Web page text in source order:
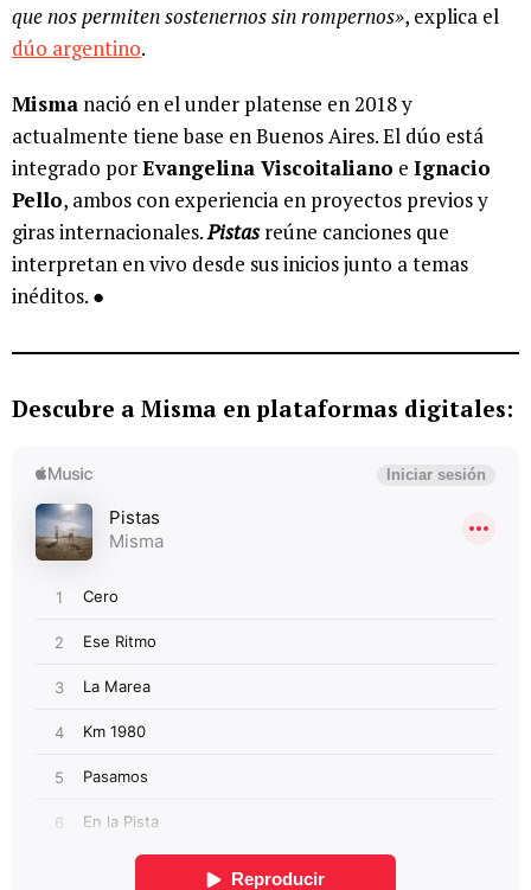
que nos permiten sostenernos sin rompernos», explica el
dúo argentino.
Misma nació en el under platense en 2018 y
actualmente tiene base en Buenos Aires. El dúo está
integrado porEvangelina Viscoitaliano e Ignacio
Pello, ambos con experiencia en proyectos previos y
giras internacionales.Pistasreúne canciones que
interpretan en vivo desde sus inicios junto a temas
inéditos. ●
Descubre a Misma en plataformas digitales: